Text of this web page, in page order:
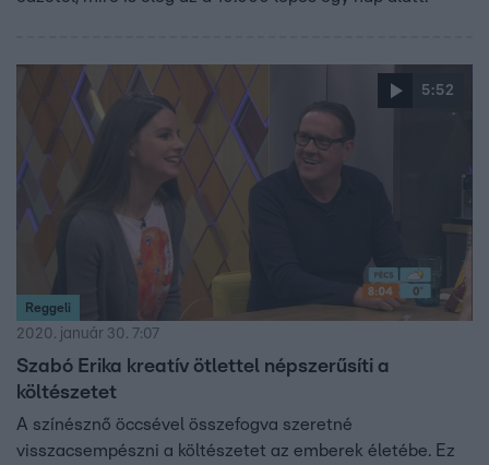
5:52
Reggeli
2020. január 30. 7:07
Szabó Erika kreatív ötlettel népszerűsíti a
költészetet
A színésznő öccsével összefogva szeretné
visszacsempészni a költészetet az emberek életébe. Ez